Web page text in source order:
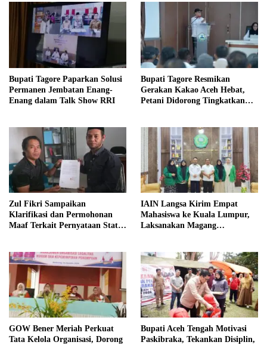
Bupati Tagore Paparkan Solusi
Permanen Jembatan Enang-
Enang dalam Talk Show RRI
Bupati Tagore Resmikan
Gerakan Kakao Aceh Hebat,
Petani Didorong Tingkatkan
Zul Fikri Sampaikan
Klarifikasi dan Permohonan
Maaf Terkait Pernyataan Status
IAIN Langsa Kirim Empat
Mahasiswa ke Kuala Lumpur,
Laksanakan Magang
GOW Bener Meriah Perkuat
Tata Kelola Organisasi, Dorong
Bupati Aceh Tengah Motivasi
Paskibraka, Tekankan Disiplin,